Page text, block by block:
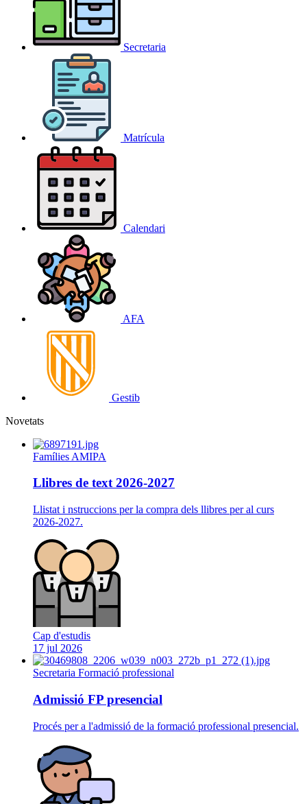
Secretaria
Matrícula
Calendari
AFA
Gestib
Novetats
Famílies AMIPA
Llibres de text 2026-2027
Llistat i nstruccions per la compra dels llibres per al curs
2026-2027.
Cap d'estudis
17 jul 2026
Secretaria Formació professional
Admissió FP presencial
Procés per a l'admissió de la formació professional presencial.